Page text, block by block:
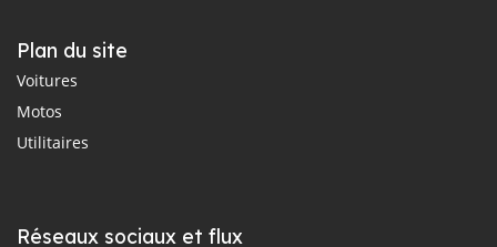
Plan du site
Voitures
Motos
Utilitaires
Réseaux sociaux et flux